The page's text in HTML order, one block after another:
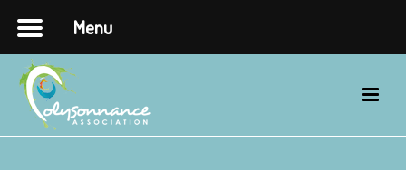
Menu